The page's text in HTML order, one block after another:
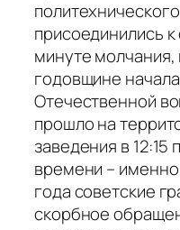
присоединились
минуте
годовщине
Отечественной
прошло на
заведения в 12:15
времени – именно
года советские
скорбное